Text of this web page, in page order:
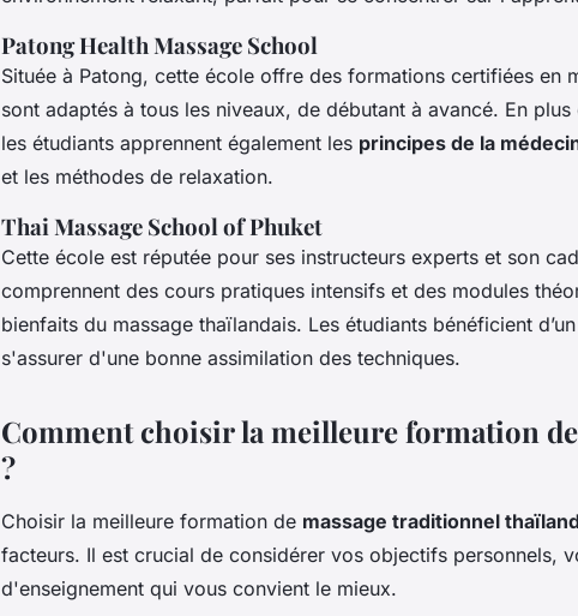
Patong Health Massage School
Située à Patong, cette école offre des formations certifiées en
sont adaptés à tous les niveaux, de débutant à avancé. En
les étudiants apprennent également les principes de la
et les méthodes de relaxation.
Thai Massage School of Phuket
Cette école est réputée pour ses instructeurs experts et son
comprennent des cours pratiques intensifs et des modules
bienfaits du massage thaïlandais. Les étudiants bénéficient
s'assurer d'une bonne assimilation des techniques.
Comment choisir la meilleure formation
?
Choisir la meilleure formation de massage traditionnel
facteurs. Il est crucial de considérer vos objectifs personnels,
d'enseignement qui vous convient le mieux.